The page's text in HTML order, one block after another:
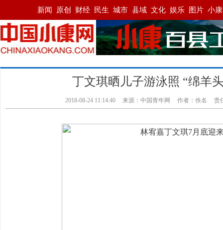
丁文琪晒儿子游泳照 “绵羊
2018-08-24 11:14:40 来源： 中国青年网 作者：佚名 责